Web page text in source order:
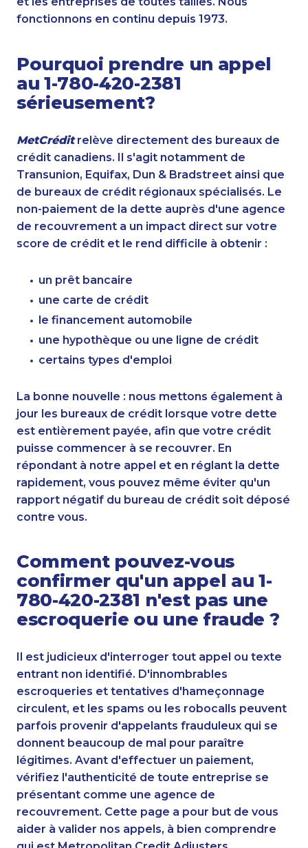
fonctionnons en continu depuis 1973.
Pourquoi prendre un appel
au 1-780-420-2381
sérieusement?
MetCréditrelève directement des bureaux de
crédit canadiens. Il s'agit notamment de
Transunion, Equifax, Dun & Bradstreet ainsi que
de bureaux de crédit régionaux spécialisés. Le
non-paiement de la dette auprès d'une agence
de recouvrement a un impact direct sur votre
score de crédit et le rend difficile à obtenir :
un prêt bancaire
une carte de crédit
le financement automobile
une hypothèque ou une ligne de crédit
certains types d'emploi
La bonne nouvelle : nous mettons également à
jour les bureaux de crédit lorsque votre dette
est entièrement payée, afin que votre crédit
puisse commencer à se recouvrer. En
répondant à notre appel et en réglant la dette
rapidement, vous pouvez même éviter qu'un
rapport négatif du bureau de crédit soit déposé
contre vous.
Comment pouvez-vous
confirmer qu'un appel au 1-
780-420-2381 n'est pas une
escroquerie ou une fraude ?
Il est judicieux d'interroger tout appel ou texte
entrant non identifié. D'innombrables
escroqueries et tentatives d'hameçonnage
circulent, et les spams ou les robocalls peuvent
parfois provenir d'appelants frauduleux qui se
donnent beaucoup de mal pour paraître
légitimes. Avant d'effectuer un paiement,
vérifiez l'authenticité de toute entreprise se
présentant comme une agence de
recouvrement. Cette page a pour but de vous
aider à valider nos appels, à bien comprendre